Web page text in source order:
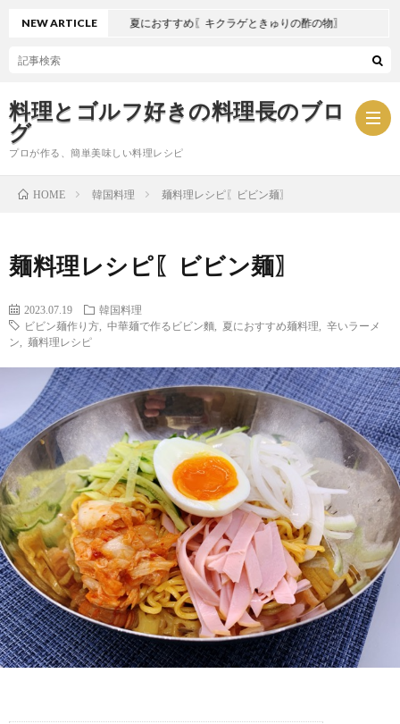
料理とゴルフ好きの料理長のブロ
グ
プロが作る、簡単美味しい料理レシピ
わ
せ
バ
シ
ー
ポ
リ
NEW ARTICLE 夏におすすめ〖キクラゲときゅりの酢の物〗
HOME 韓国料理 麺料理レシピ〖ビビン麺〗
麺料理レシピ〖ビビン麺〗
2023.07.19
韓国料理
ビビン麺作り方
中華麺で作るビビン麵 夏におすすめ麺料理
辛いラーメ
ン
麺料理レシピ